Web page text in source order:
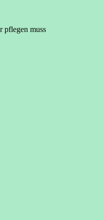
pflegen muss